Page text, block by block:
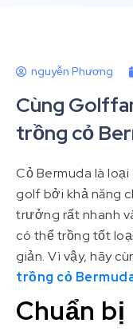
nguyễn Phương
Cùng
trồng cỏ
Cỏ Bermuda là
golf bởi khả năng
trưởng rất nhanh
có thể trồng tốt
giản. Vì vậy, hãy
trồng cỏ
Chuẩn bị